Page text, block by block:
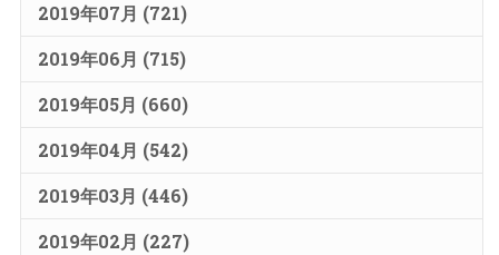
2019年07月 (721)
2019年06月 (715)
2019年05月 (660)
2019年04月 (542)
2019年03月 (446)
2019年02月 (227)